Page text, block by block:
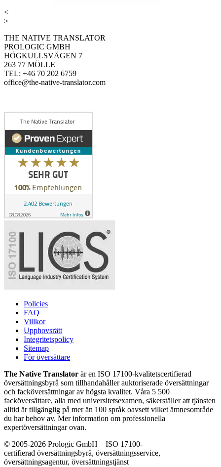
<
>
THE NATIVE TRANSLATOR
PROLOGIC GMBH
HÖGKULLSVÄGEN 7
263 77 MÖLLE
TEL: +46 70 202 6759
office@the-native-translator.com
Policies
FAQ
Villkor
Upphovsrätt
Integritetspolicy
Sitemap
För översättare
The Native Translator är en ISO 17100-kvalitetscertifierad
översättningsbyrå som tillhandahåller auktoriserade översättningar
och facköversättningar av högsta kvalitet. Våra 5 500
facköversättare, alla med universitetsexamen, säkerställer att tjänsten
alltid är tillgänglig på mer än 100 språk oavsett vilket ämnesområde
du har behov av. Mer information om professionella
expertöversättningar ovan.
© 2005-2026 Prologic GmbH – ISO 17100-
certifierad översättningsbyrå, översättningsservice,
översättningsagentur, översättningstjänst